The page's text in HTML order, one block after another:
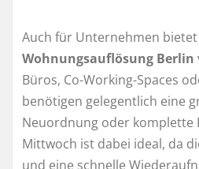
Auch für Unternehmen bietet
Wohnungsauflösung Berlin
Büros, Co-Working-Spaces
benötigen gelegentlich eine
Neuordnung oder komplette
Mittwoch ist dabei ideal, da
und eine schnelle